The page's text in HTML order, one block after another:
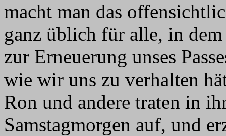
macht man das
ganz üblich für alle, in
zur Erneuerung unses
wie wir uns zu verhalten
Ron und andere traten in
Samstagmorgen auf, und